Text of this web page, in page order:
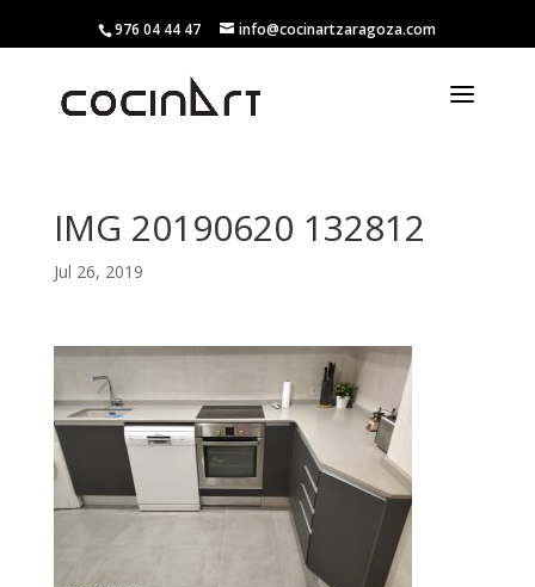
976 04 44 47 info@cocinartzaragoza.com
IMG 20190620 132812
Jul 26, 2019